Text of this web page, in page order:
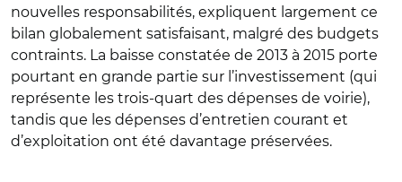
nouvelles responsabilités, expliquent largement ce
bilan globalement satisfaisant, malgré des budgets
contraints. La baisse constatée de 2013 à 2015 porte
pourtant en grande partie sur l’investissement (qui
représente les trois-quart des dépenses de voirie),
tandis que les dépenses d’entretien courant et
d’exploitation ont été davantage préservées.